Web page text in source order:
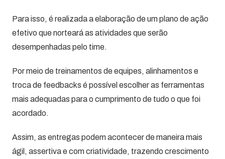
Para isso, é realizada a elaboração de um plano de ação
efetivo que norteará as atividades que serão
desempenhadas pelo time.
Por meio de treinamentos de equipes, alinhamentos e
troca de feedbacks é possível escolher as ferramentas
mais adequadas para o cumprimento de tudo o que foi
acordado.
Assim, as entregas podem acontecer de maneira mais
ágil, assertiva e com criatividade, trazendo crescimento